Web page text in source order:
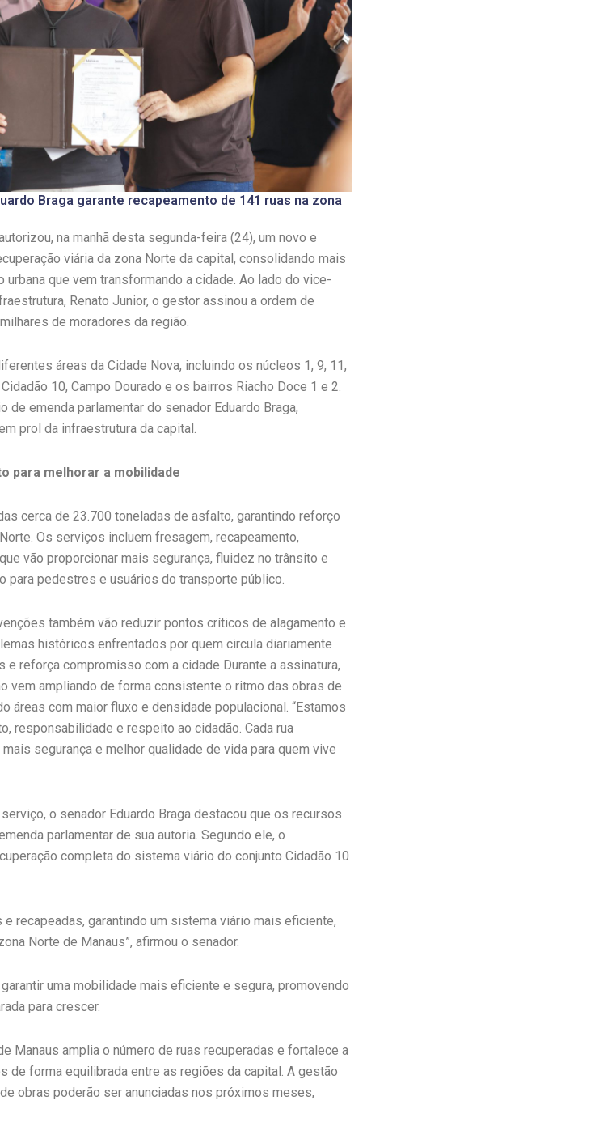
Braga garante recapeamento de 141 ruas na zona
na manhã desta segunda-feira (24), um novo e
viária da zona Norte da capital, consolidando mais
urbana que vem transformando a cidade. Ao lado do vice-
Renato Junior, o gestor assinou a ordem de
de moradores da região.
áreas da Cidade Nova, incluindo os núcleos 1, 9, 11,
10, Campo Dourado e os bairros Riacho Doce 1 e 2.
emenda parlamentar do senador Eduardo Braga,
prol da infraestrutura da capital.
para melhorar a mobilidade
cerca de 23.700 toneladas de asfalto, garantindo reforço
Os serviços incluem fresagem, recapeamento,
vão proporcionar mais segurança, fluidez no trânsito e
para pedestres e usuários do transporte público.
também vão reduzir pontos críticos de alagamento e
históricos enfrentados por quem circula diariamente
e reforça compromisso com a cidade Durante a assinatura,
vem ampliando de forma consistente o ritmo das obras de
áreas com maior fluxo e densidade populacional. “Estamos
responsabilidade e respeito ao cidadão. Cada rua
segurança e melhor qualidade de vida para quem vive
o senador Eduardo Braga destacou que os recursos
parlamentar de sua autoria. Segundo ele, o
completa do sistema viário do conjunto Cidadão 10
e recapeadas, garantindo um sistema viário mais eficiente,
Norte de Manaus”, afirmou o senador.
uma mobilidade mais eficiente e segura, promovendo
para crescer.
Manaus amplia o número de ruas recuperadas e fortalece a
forma equilibrada entre as regiões da capital. A gestão
obras poderão ser anunciadas nos próximos meses,